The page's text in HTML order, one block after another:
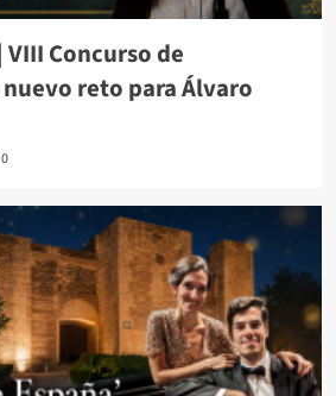
Concurso de
reto para Álvaro
0